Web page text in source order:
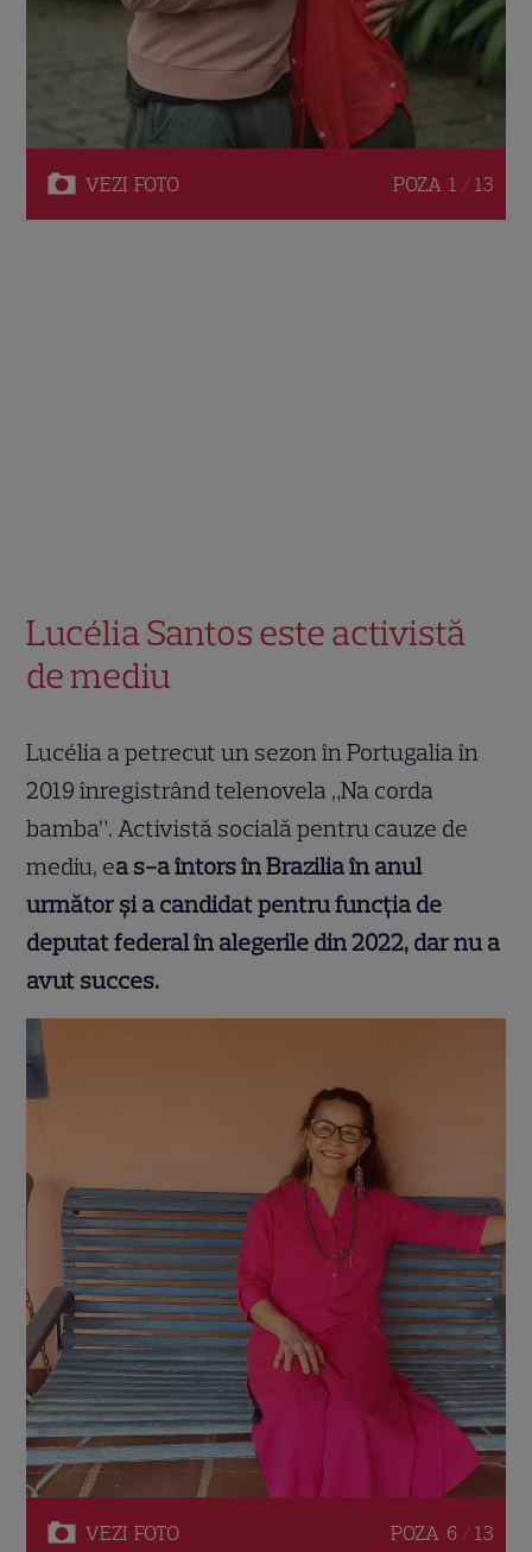
VEZI FOTO POZA 1 / 13
Lucélia Santos este activistă
de mediu
Lucélia a petrecut un sezon în Portugalia în
2019 înregistrând telenovela „Na corda
bamba”. Activistă socială pentru cauze de
mediu, ea s-a întors în Brazilia în anul
următor și a candidat pentru funcția de
deputat federal în alegerile din 2022, dar nu a
avut succes.
VEZI FOTO POZA 6 / 13